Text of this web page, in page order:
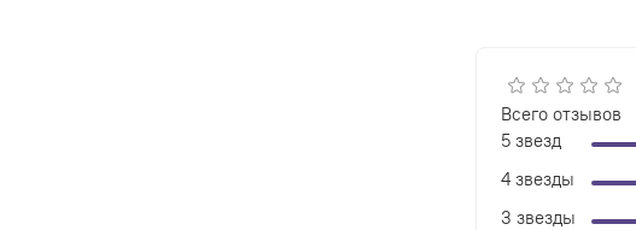
Всего отзывов
5 звезд
4 звезды
3 звезды